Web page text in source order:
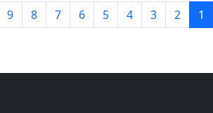
1
2
3
4
5
6
7
8
9